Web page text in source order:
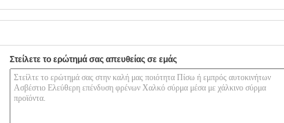
Στείλετε το ερώτημά σας απευθείας σε εμάς